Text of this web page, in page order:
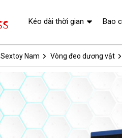
Sextoy Nam Vòng đeo dương vật
Kéo dài thời gian Bao